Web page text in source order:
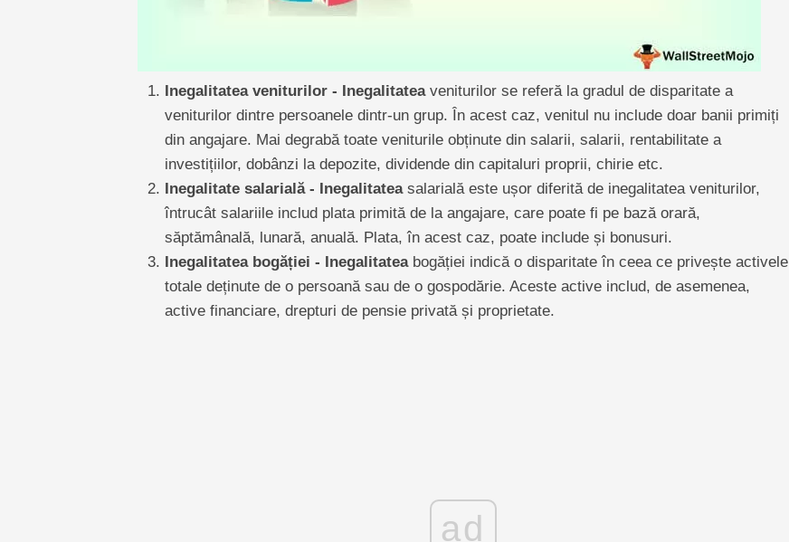
Inegalitatea veniturilor - Inegalitateaveniturilor se referă la gradul de disparitate a
veniturilor dintre persoanele dintr-un grup. În acest caz, venitul nu include doar banii primiți
din angajare. Mai degrabă toate veniturile obținute din salarii, salarii, rentabilitate a
investițiilor, dobânzi la depozite, dividende din capitaluri proprii, chirie etc.
Inegalitate salarială - Inegalitateasalarială este ușor diferită de inegalitatea veniturilor,
întrucât salariile includ plata primită de la angajare, care poate fi pe bază orară,
săptămânală, lunară, anuală. Plata, în acest caz, poate include și bonusuri.
Inegalitatea bogăției - Inegalitateabogăției indică o disparitate în ceea ce privește activele
totale deținute de o persoană sau de o gospodărie. Aceste active includ, de asemenea,
active financiare, drepturi de pensie privată și proprietate.
ad